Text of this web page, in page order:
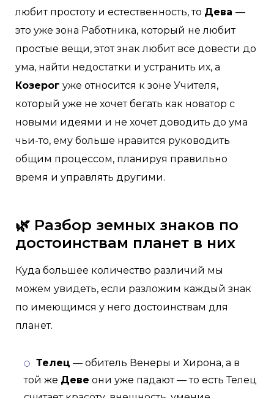
любит простоту и естественность, то Дева —
это уже зона Работника, который не любит
простые вещи, этот знак любит все довести до
ума, найти недостатки и устранить их, а
Козерог уже относится к зоне Учителя,
который уже не хочет бегать как новатор с
новыми идеями и не хочет доводить до ума
чьи-то, ему больше нравится руководить
общим процессом, планируя правильно
время и управлять другими.
🌿 Разбор земных знаков по
достоинствам планет в них
Куда большее количество различий мы
можем увидеть, если разложим каждый знак
по имеющимся у него достоинствам для
планет.
Телец — обитель Венеры и Хирона, а в
той же Деве они уже падают — то есть Телец